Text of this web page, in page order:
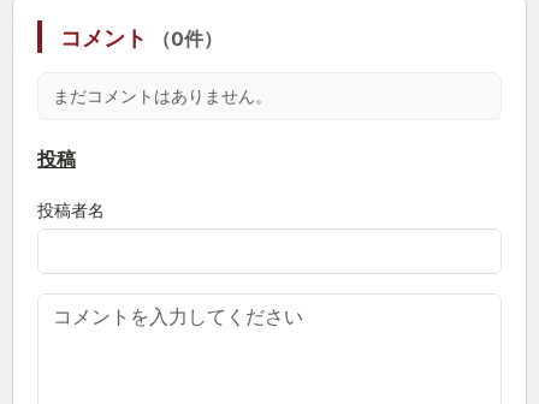
そして、固有技もしっかりと言うし、対戦の展開に
よってギリギリの攻防戦では
これって，凄くないですか！
オンライン対戦でもオフライン対戦でも、どちらで
もっともっと、この実況は評価されてもいいと思い
コメント （0件）
まだコメントはありません。
投稿
投稿者名